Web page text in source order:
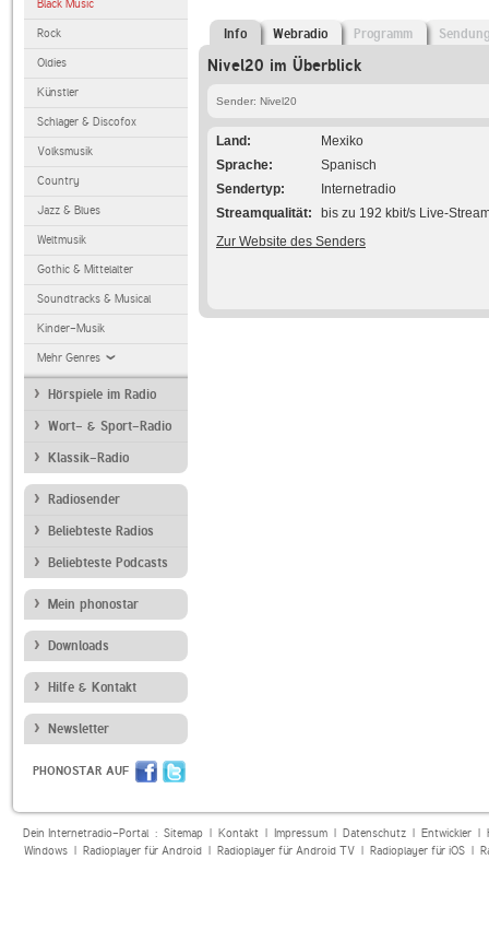
Black Music
Rock
Oldies
Künstler
Schlager & Discofox
Volksmusik
Country
Jazz & Blues
Weltmusik
Gothic & Mittelalter
Soundtracks & Musical
Kinder-Musik
Mehr Genres
Hörspiele im Radio
Wort- & Sport-Radio
Klassik-Radio
Radiosender
Beliebteste Radios
Beliebteste Podcasts
Mein phonostar
Downloads
Hilfe & Kontakt
Newsletter
PHONOSTAR AUF
Info Webradio Programm
Nivel20 im Überblick
Sender: Nivel20
Land
Mexiko
Sprache
Spanisch
Sendertyp
Internetradio
Streamqualität
bis zu 192 kbit/s Live-
Zur Website des Senders
Dein Internetradio-Portal : Sitemap| Kontakt| Impressum| Datenschutz| Entwickler|
Windows| Radioplayer für Android| Radioplayer für Android TV| Radioplayer für iOS|